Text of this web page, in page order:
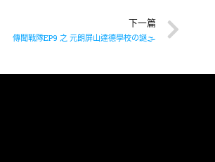
下一篇
傳聞戰隊EP9 之 元朗屏山達德學校の謎🌫️